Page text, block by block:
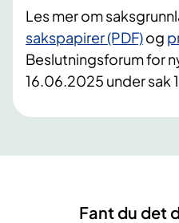
Les mer om
sakspapirer (PDF)og
Beslutningsforum for
16.06.2025 under sak
Fant du det